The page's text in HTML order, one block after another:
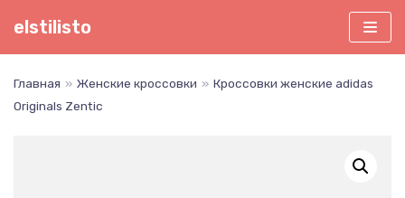
Перейти
elstilisto
Главная » Женские кроссовки » Кроссовки женские adidas
Originals Zentic